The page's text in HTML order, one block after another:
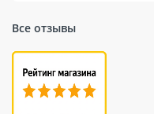
Все отзывы